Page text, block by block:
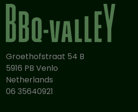
Groethofstraat 54 B
5916 PB Venlo
Netherlands
06 35640921